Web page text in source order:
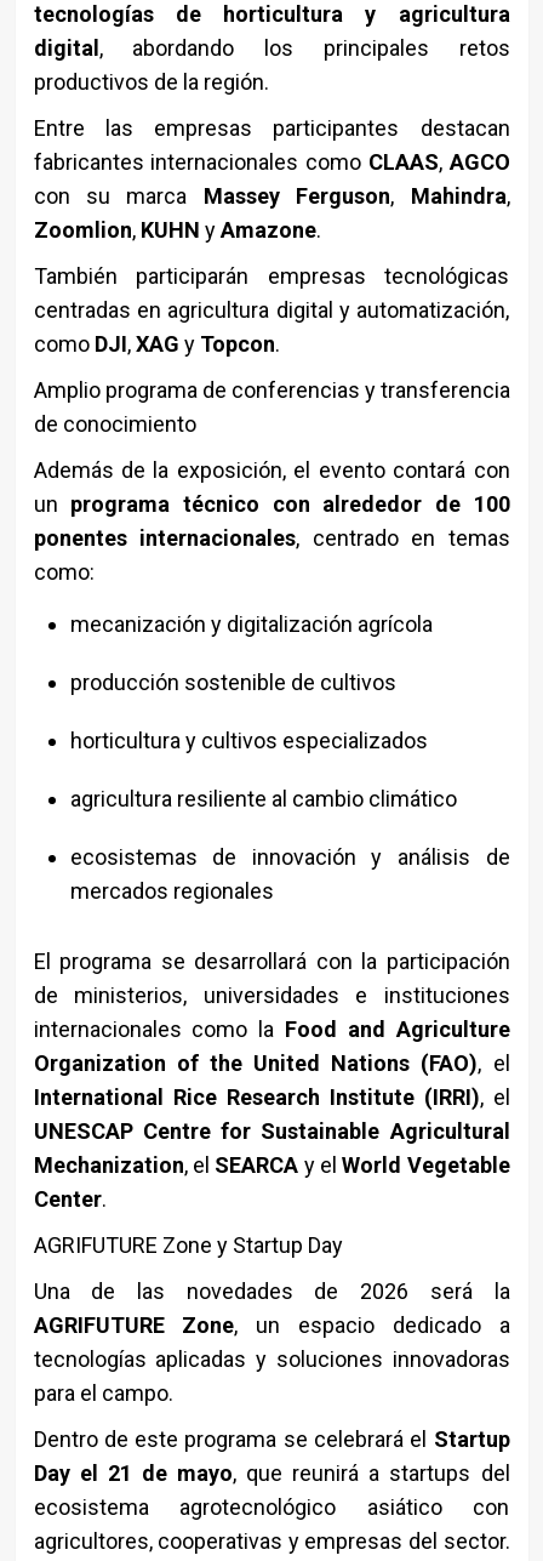
tecnologías de horticultura y agricultura
digital , abordando los principales retos
productivos de la región.
Entre las empresas participantes destacan
fabricantes internacionales como CLAAS,AGCO
con su marca Massey Ferguson, Mahindra,
Zoomlion, KUHN yAmazone.
También participarán empresas tecnológicas
centradas en agricultura digital y automatización,
como DJI,XAG y Topcon.
Amplio programa de conferencias y transferencia
de conocimiento
Además de la exposición, el evento contará con
un programa técnico con alrededor de 100
ponentes internacionales, centrado en temas
como:
mecanización y digitalización agrícola
producción sostenible de cultivos
horticultura y cultivos especializados
agricultura resiliente al cambio climático
ecosistemas de innovación y análisis de
mercados regionales
El programa se desarrollará con la participación
de ministerios, universidades e instituciones
internacionales como la Food and Agriculture
Organization of the United Nations (FAO), el
International Rice Research Institute (IRRI), el
UNESCAP Centre for Sustainable Agricultural
Mechanization, el SEARCA y elWorld Vegetable
Center.
AGRIFUTURE Zone y Startup Day
Una de las novedades de 2026 será la
AGRIFUTURE Zone, un espacio dedicado a
tecnologías aplicadas y soluciones innovadoras
para el campo.
Dentro de este programa se celebrará el Startup
Day el 21 de mayo, que reunirá a startups del
ecosistema agrotecnológico asiático con
agricultores, cooperativas y empresas del sector.